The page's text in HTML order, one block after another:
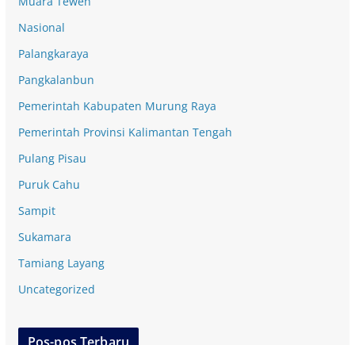
Nasional
Palangkaraya
Pangkalanbun
Pemerintah Kabupaten Murung Raya
Pemerintah Provinsi Kalimantan Tengah
Pulang Pisau
Puruk Cahu
Sampit
Sukamara
Tamiang Layang
Uncategorized